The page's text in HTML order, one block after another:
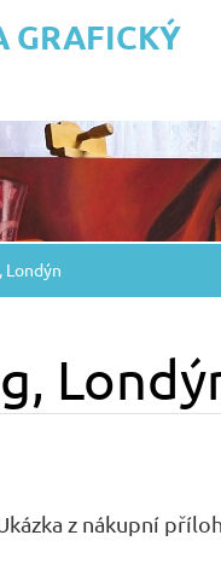
GRAFICKÝ
Londýn
z nákupní